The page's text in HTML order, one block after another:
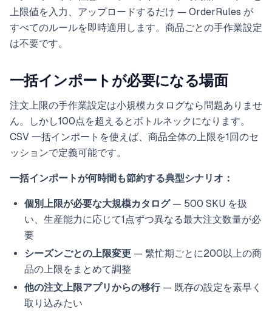
上限値を入力、アップロードするだけ — OrderRules が
すべてのルールを即時適用します。商品ごとの手作業設定
は不要です。
一括インポートが必要になる場面
注文上限の手作業設定は小規模カタログなら問題ありませ
ん。しかし100点を超えるとボトルネックになります。
CSV 一括インポートを使えば、商品全体の上限を1回のセ
ッションで定義可能です。
一括インポートが何時間も節約する典型シナリオ：
個別上限が必要な大規模カタログ— 500 SKU を扱
い、生産能力に応じて1点ずつ異なる最大注文数量が必
要
シーズンごとの上限変更 — 繁忙期ごとに200以上の商
品の上限をまとめて調整
他の注文上限アプリからの移行— 既存の設定を素早く
取り込みたい